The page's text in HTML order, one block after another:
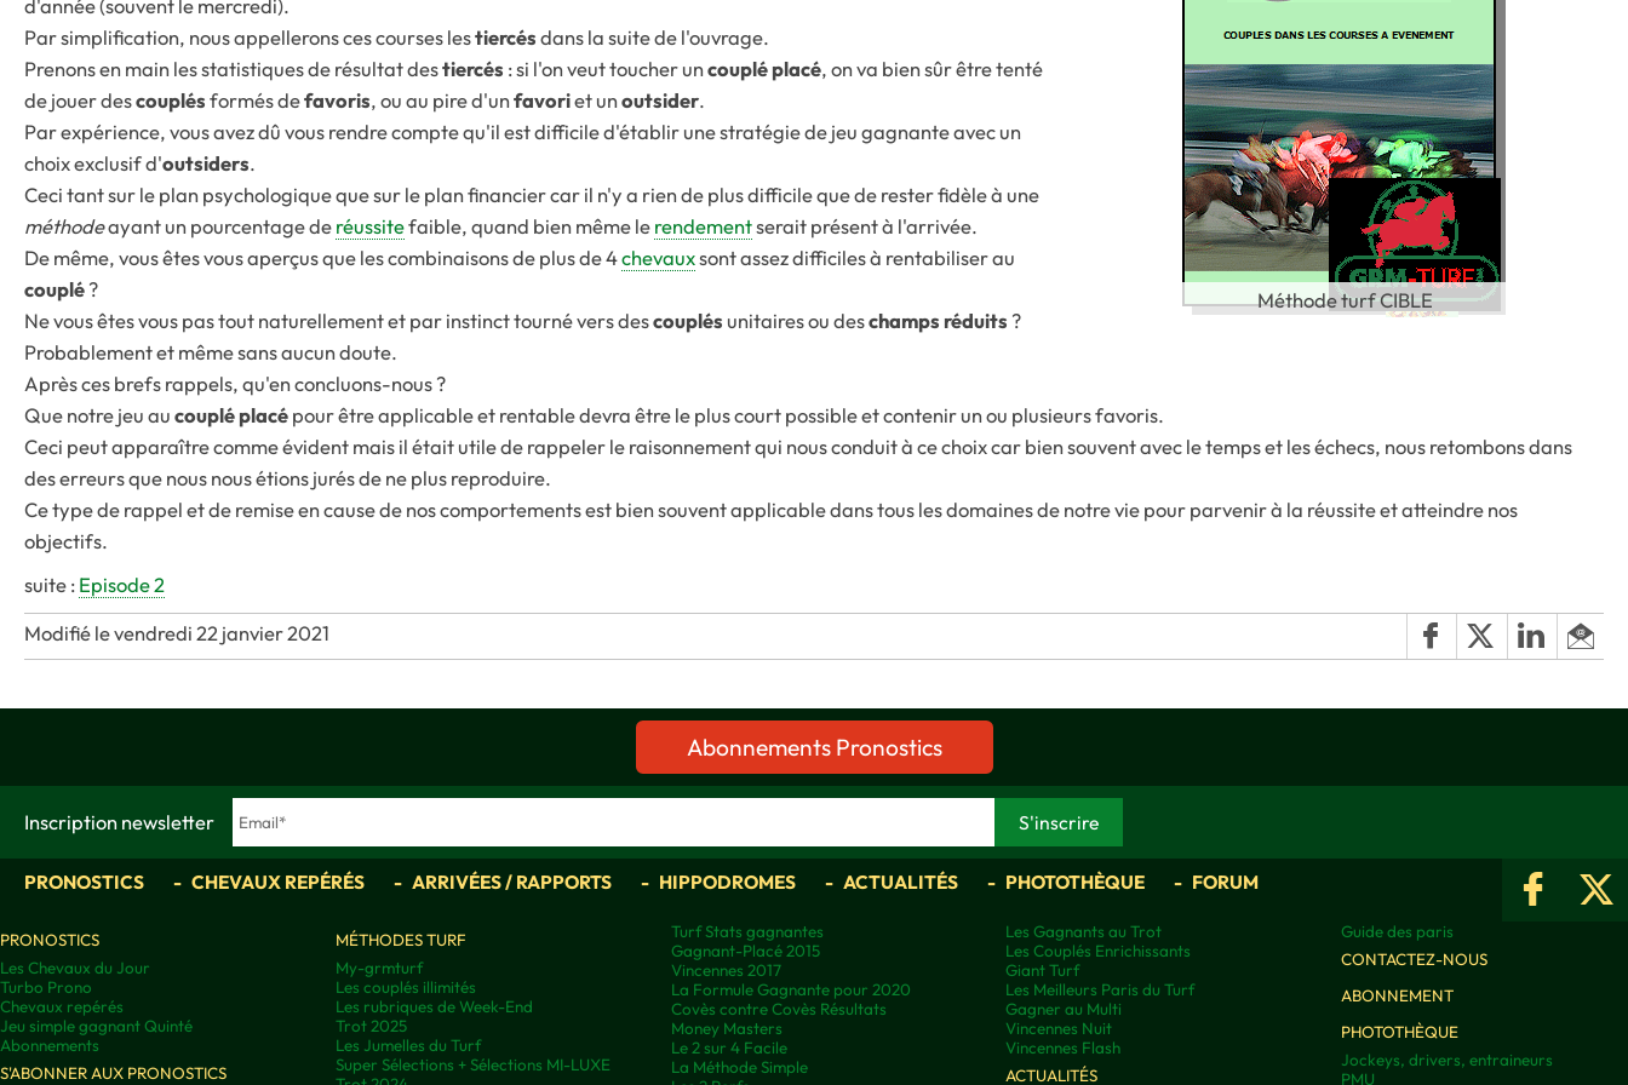
Méthode turf CIBLE
Par simplification, nous appellerons ces courses lestiercésdans la suite de l'ouvrage.
Prenons en main les statistiques de résultat destiercés : si l'on veut toucher uncouplé placé, on va bien sûr être tenté
de jouer descouplésformés defavoris, ou au pire d'unfavoriet unoutsider.
Par expérience, vous avez dû vous rendre compte qu'il est difficile d'établir une stratégie de jeu gagnante avec un
choix exclusif d'outsiders.
Ceci tant sur le plan psychologique que sur le plan financier car il n'y a rien de plus difficile que de rester fidèle à une
méthodeayant un pourcentage deréussitefaible, quand bien même lerendementserait présent à l'arrivée.
De même, vous êtes vous aperçus que les combinaisons de plus de 4chevauxsont assez difficiles à rentabiliser au
couplé?
Ne vous êtes vous pas tout naturellement et par instinct tourné vers descouplés unitaires ou deschamps réduits ?
Probablement et même sans aucun doute.
Après ces brefs rappels, qu'en concluons-nous ?
Que notre jeu aucouplé placépour être applicable et rentable devra être le plus court possible et contenir un ou plusieurs favoris.
Ceci peut apparaître comme évident mais il était utile de rappeler le raisonnement qui nous conduit à ce choix car bien souvent avec le temps et les échecs, nous retombons dans
des erreurs que nous nous étions jurés de ne plus reproduire.
Ce type de rappel et de remise en cause de nos comportements est bien souvent applicable dans tous les domaines de notre vie pour parvenir à la réussite et atteindre nos
objectifs.
suite :Episode 2
Modifié le vendredi 22 janvier 2021
Abonnements Pronostics
Inscription newsletter
PRONOSTICS CHEVAUX REPÉRÉS ARRIVÉES / RAPPORTS HIPPODROMES ACTUALITÉS PHOTOTHÈQUE FORUM
PRONOSTICS
Les Chevaux du Jour
Turbo Prono
Chevaux repérés
Jeu simple gagnant Quinté
Abonnements
S'ABONNER AUX PRONOSTICS
MÉTHODES TURF
My-grmturf
Les couplés illimités
Les rubriques de Week-End
Trot 2025
Les Jumelles du Turf
Super Sélections + Sélections MI-LUXE
Turf Stats gagnantes
Gagnant-Placé 2015
Vincennes 2017
La Formule Gagnante pour 2020
Covès contre Covès Résultats
Money Masters
Le 2 sur 4 Facile
La Méthode Simple
Les Gagnants au Trot
Les Couplés Enrichissants
Giant Turf
Les Meilleurs Paris du Turf
Gagner au Multi
Vincennes Nuit
Vincennes Flash
ACTUALITÉS
Guide des paris
CONTACTEZ-NOUS
ABONNEMENT
PHOTOTHÈQUE
Jockeys, drivers, entraineurs
PMU